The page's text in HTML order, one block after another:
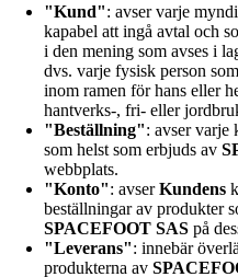
"Kund": avser varje
kapabel att ingå avtal och
i den mening som avses i
dvs. varje fysisk person
inom ramen för hans eller
hantverks-, fri- eller
"Beställning": avser varje
som helst som erbjuds av
webbplats.
"Konto": avserKundens
beställningar av produkter
SPACEFOOT SAS på
"Leverans": innebär
produkterna av